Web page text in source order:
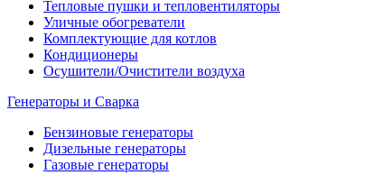
Тепловые пушки и тепловентиляторы
Уличные обогреватели
Комплектующие для котлов
Кондиционеры
Осушители/Очистители воздуха
Генераторы и Сварка
Бензиновые генераторы
Дизельные генераторы
Газовые генераторы